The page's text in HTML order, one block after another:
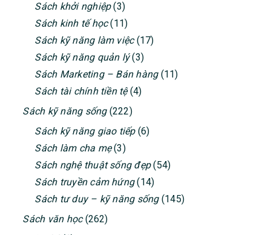
Sách khởi nghiệp(3)
Sách kinh tế học(11)
Sách kỹ năng làm việc(17)
Sách kỹ năng quản lý(3)
Sách Marketing – Bán hàng(11)
Sách tài chính tiền tệ(4)
Sách kỹ năng sống(222)
Sách kỹ năng giao tiếp(6)
Sách làm cha mẹ(3)
Sách nghệ thuật sống đẹp(54)
Sách truyền cảm hứng(14)
Sách tư duy – kỹ năng sống(145)
Sách văn học(262)